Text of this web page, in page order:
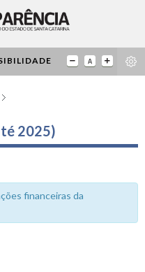
2025)
financeiras da